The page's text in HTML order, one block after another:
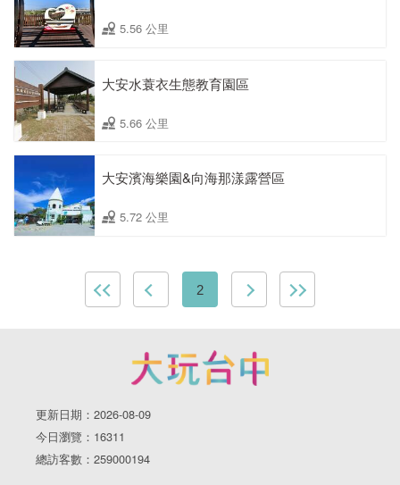
5.56 公里
大安水蓑衣生態教育園區
5.66 公里
大安濱海樂園&向海那漾露營區
5.72 公里
2
更新日期：2026-08-09
今日瀏覽：16311
總訪客數：259000194